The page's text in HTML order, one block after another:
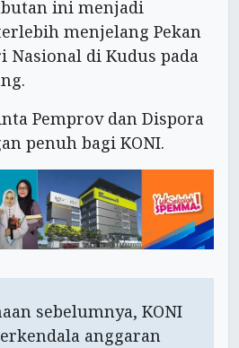
ini menjadi
menjelang Pekan
Nasional di Kudus pada
Pemprov dan Dispora
penuh bagi KONI.
sebelumnya, KONI
anggaran